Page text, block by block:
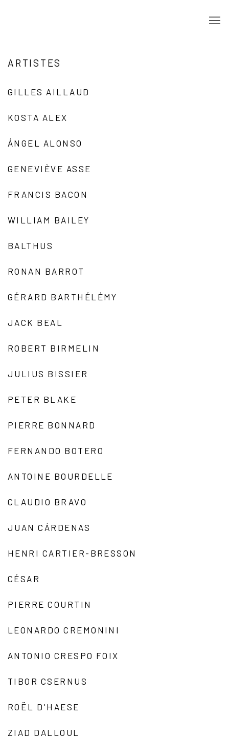
ARTISTES
GILLES AILLAUD
KOSTA ALEX
ÁNGEL ALONSO
GENEVIÈVE ASSE
FRANCIS BACON
WILLIAM BAILEY
BALTHUS
RONAN BARROT
GÉRARD BARTHÉLÉMY
JACK BEAL
ROBERT BIRMELIN
JULIUS BISSIER
PETER BLAKE
PIERRE BONNARD
FERNANDO BOTERO
ANTOINE BOURDELLE
CLAUDIO BRAVO
JUAN CÁRDENAS
HENRI CARTIER-BRESSON
CÉSAR
PIERRE COURTIN
LEONARDO CREMONINI
ANTONIO CRESPO FOIX
TIBOR CSERNUS
ROËL D'HAESE
ZIAD DALLOUL